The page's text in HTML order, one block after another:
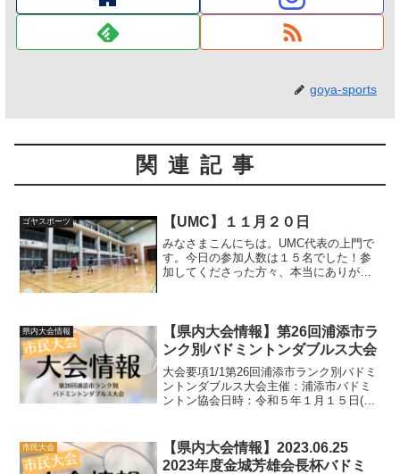
goya-sports
関連記事
ゴヤスポーツ 【UMC】１１月２０日
みなさまこんにちは。UMC代表の上門で
す。今日の参加人数は１５名でした！参
加してくださった方々、本当にありがと
バー大募集中です！お...
県内大会情報
【県内大会情報】第26回浦添市ラ
ンク別バドミントンダブルス大会
大会要項1/1第26回浦添市ランク別バドミ
ントンダブルス大会主催：浦添市バドミ
ントン協会日時：令和５年１月１５日(日)
（男女別A・B・Cクラス共に３ダブル
ス）参...
市民大会
【県内大会情報】2023.06.25
2023年度金城芳雄会長杯バドミ